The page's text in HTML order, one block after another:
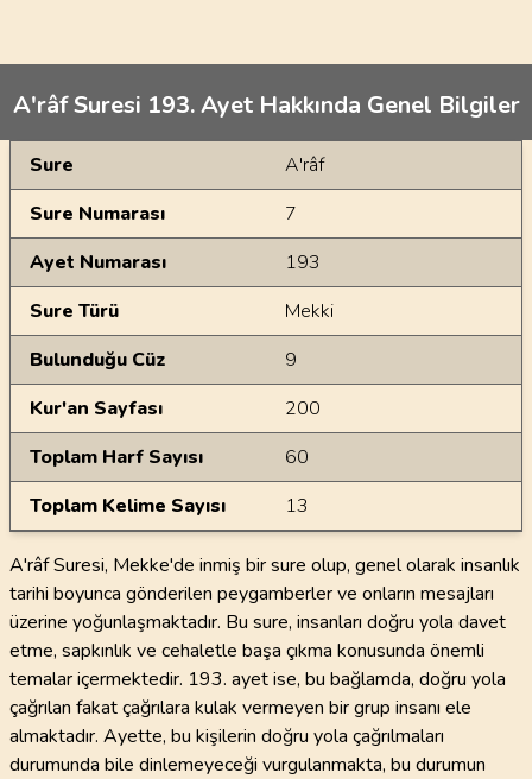
A'râf Suresi 193. Ayet Hakkında Genel Bilgiler
Genel Bilgiler
Sure
A'râf
Sure Numarası
7
Ayet Numarası
193
Sure Türü
Mekki
Bulunduğu Cüz
9
Kur'an Sayfası
200
Toplam Harf Sayısı
60
Toplam Kelime Sayısı
13
A'râf Suresi, Mekke'de inmiş bir sure olup, genel olarak insanlık
tarihi boyunca gönderilen peygamberler ve onların mesajları
üzerine yoğunlaşmaktadır. Bu sure, insanları doğru yola davet
etme, sapkınlık ve cehaletle başa çıkma konusunda önemli
temalar içermektedir. 193. ayet ise, bu bağlamda, doğru yola
çağrılan fakat çağrılara kulak vermeyen bir grup insanı ele
almaktadır. Ayette, bu kişilerin doğru yola çağrılmaları
durumunda bile dinlemeyeceği vurgulanmakta, bu durumun